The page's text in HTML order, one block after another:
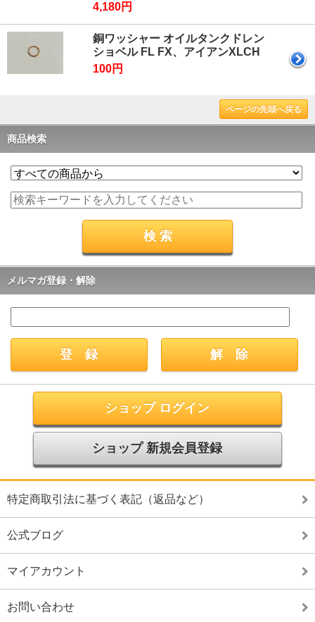
4,180円
銅ワッシャー オイルタンクドレン
ショベル FL FX、アイアンXLCH
100円
ページの先頭へ戻る
商品検索
メルマガ登録・解除
ショップ ログイン
ショップ 新規会員登録
特定商取引法に基づく表記（返品など）
公式ブログ
マイアカウント
お問い合わせ